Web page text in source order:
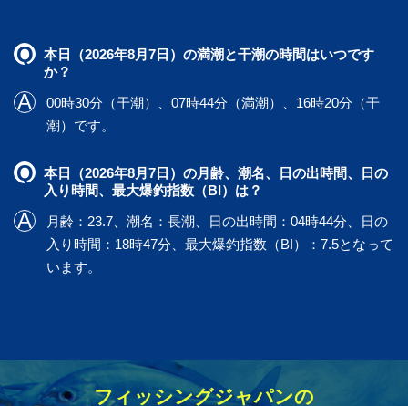
本日（2026年8月7日）の満潮と干潮の時間はいつです
か？
00時30分（干潮）、07時44分（満潮）、16時20分（干
潮）です。
本日（2026年8月7日）の月齢、潮名、日の出時間、日の
入り時間、最大爆釣指数（BI）は？
月齢：23.7、潮名：長潮、日の出時間：04時44分、日の
入り時間：18時47分、最大爆釣指数（BI）：7.5となって
います。
フィッシングジャパンの